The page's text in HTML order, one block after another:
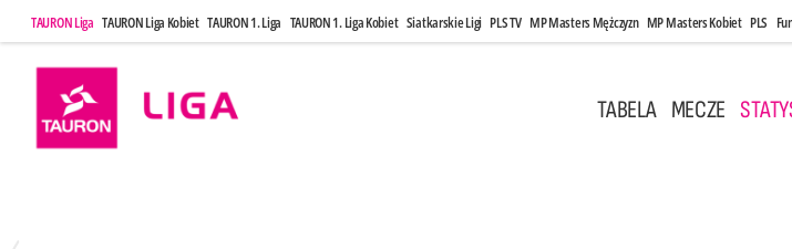
TAURON Liga TAURON Liga Kobiet TAURON 1. Liga TAURON 1. Liga Kobiet Siatkarskie Ligi PLS TV MP Masters Mężczyzn MP Masters Kobiet PLS
TABELA MECZE